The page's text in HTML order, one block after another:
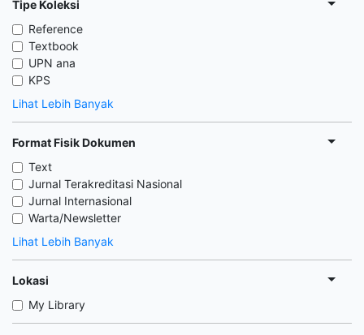
Tipe Koleksi
Reference
Textbook
UPN ana
KPS
Lihat Lebih Banyak
Format Fisik Dokumen
Text
Jurnal Terakreditasi Nasional
Jurnal Internasional
Warta/Newsletter
Lihat Lebih Banyak
Lokasi
My Library